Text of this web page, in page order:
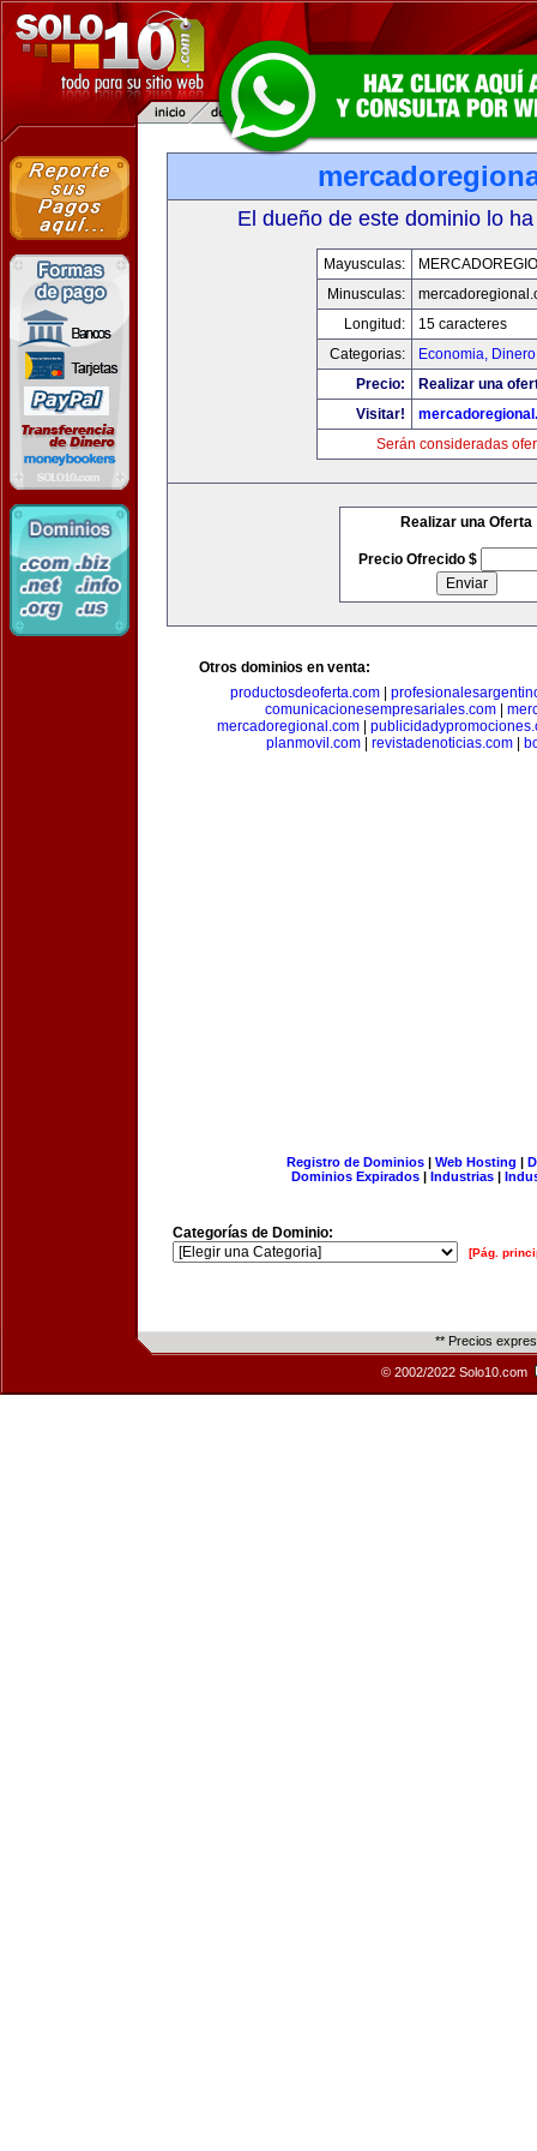
El dueño de este dominio lo
Mayusculas:
Minusculas:
Longitud:
15 caracteres
Categorias:
Economia,
Precio:
Realizar una
Visitar!
Serán consideradas
Realizar una Oferta
Precio Ofrecido $
Otros dominios en venta:
productosdeoferta.com|
comunicacionesempresariales.com
mercadoregional.com
planmovil.com| revistadenoticias.com|
Registro de Dominios| Web Hosting |
Dominios Expirados | Industrias |
Categorías de Dominio:
[Pág.
** Precios
© 2002/2022 Solo10.com